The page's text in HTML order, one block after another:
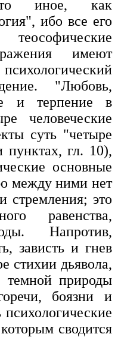
иное, как
ибо все его
имеют
"Любовь,
и терпение в
человеческие
суть "четыре
гл. 10),
основные
между ними нет
это
равенства,
Напротив,
зависть и гнев
стихии дьявола,
темной природы
боязни и
сводится